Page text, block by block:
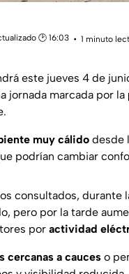
🕑 16:03
1 minuto
este jueves 4 de
jornada marcada por la
muy cálido desde
podrían cambiar
consultados, durante
pero por la tarde
por actividad
cercanas a cauces o